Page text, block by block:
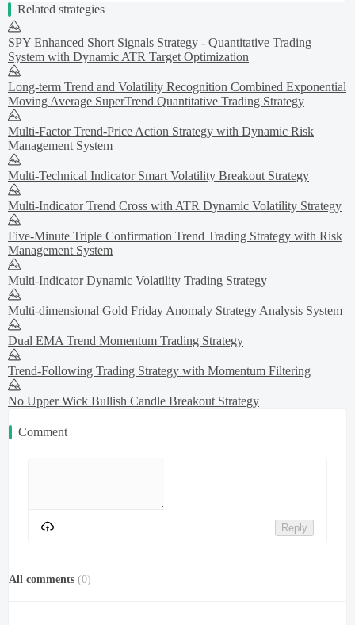
Related strategies
SPY Enhanced Short Signals Strategy - Quantitative Trading
System with Dynamic ATR Target Optimization
Long-term Trend and Volatility Recognition Combined Exponential
Moving Average SuperTrend Quantitative Trading Strategy
Multi-Factor Trend-Price Action Strategy with Dynamic Risk
Management System
Multi-Technical Indicator Smart Volatility Breakout Strategy
Multi-Indicator Trend Cross with ATR Dynamic Volatility Strategy
Five-Minute Triple Confirmation Trend Trading Strategy with Risk
Management System
Multi-Indicator Dynamic Volatility Trading Strategy
Multi-dimensional Gold Friday Anomaly Strategy Analysis System
Dual EMA Trend Momentum Trading Strategy
Trend-Following Trading Strategy with Momentum Filtering
No Upper Wick Bullish Candle Breakout Strategy
Comment
Reply
All comments (0)